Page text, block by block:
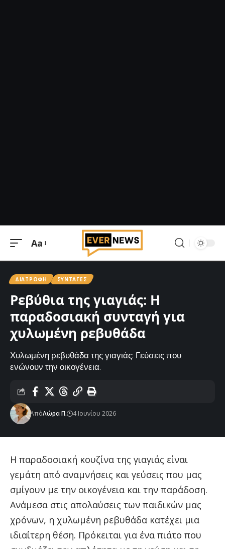
Μεγέθυνση
Aa
ΔΙΑΤΡΟΦΉ ΣΥΝΤΑΓΈΣ
Ρεβύθια της γιαγιάς: Η
παραδοσιακή συνταγή για
χυλωμένη ρεβυθάδα
Χυλωμένη ρεβυθάδα της γιαγιάς: Γεύσεις που
ενώνουν την οικογένεια.
ΑπόΛώρα Π. 4 Ιουνίου 2026
Η παραδοσιακή κουζίνα της γιαγιάς είναι
γεμάτη από αναμνήσεις και γεύσεις που μας
σμίγουν με την οικογένεια και την παράδοση.
Ανάμεσα στις απολαύσεις των παιδικών μας
χρόνων, η χυλωμένη ρεβυθάδα κατέχει μια
ιδιαίτερη θέση. Πρόκειται για ένα πιάτο που